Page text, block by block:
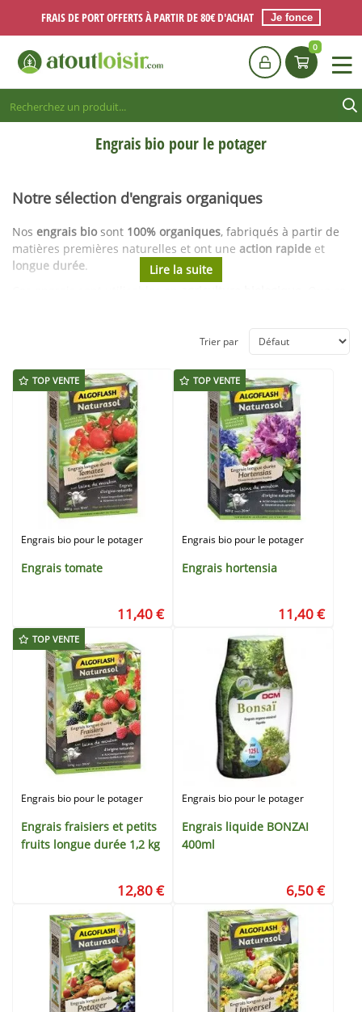
Engrais bio pour le potager
Notre sélection d'engrais organiques
Nos engrais biosont 100% organiques, fabriqués à partir de
matières premières naturelles et ont une action rapide et
longue durée.
coup de fouet naturel pour
Trier par
TOP VENTE
Engrais bio pour le potager
Engrais tomate
11,40 €
TOP VENTE
Engrais bio pour le potager
Engrais hortensia
11,40 €
TOP VENTE
Engrais bio pour le potager
Engrais fraisiers et petits
fruits longue durée 1,2 kg
12,80 €
Engrais bio pour le potager
Engrais liquide BONZAI
400ml
6,50 €
FRAIS DE PORT OFFERTS À PARTIR DE 80€ D'ACHAT Je fonce
0